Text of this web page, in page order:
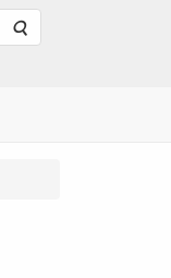
Zoeken